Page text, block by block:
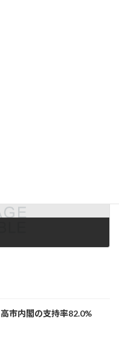
市内閣の支持率82.0%